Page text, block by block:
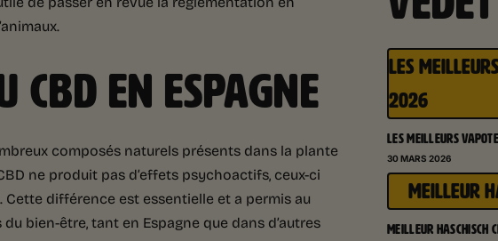
CBD EN ESPAGNE
composés naturels présents dans la plante
ne produit pas d’effets psychoactifs, ceux-ci
différence est essentielle et a permis au
bien-être, tant en Espagne que dans d’autres
LES
2026
LES MEILLEURS
30 MARS 2026
MEILLEUR
MEILLEUR HASCHISCH